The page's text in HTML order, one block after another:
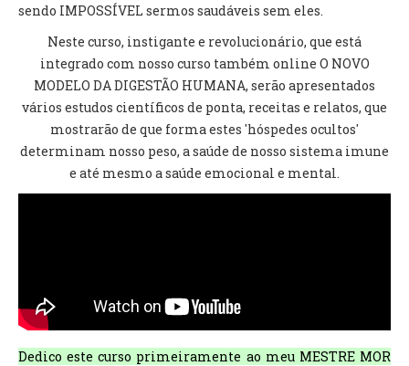
sendo IMPOSSÍVEL sermos saudáveis sem eles.
Neste curso, instigante e revolucionário, que está
integrado com nosso curso também online O NOVO
MODELO DA DIGESTÃO HUMANA, serão apresentados
vários estudos científicos de ponta, receitas e relatos, que
mostrarão de que forma estes 'hóspedes ocultos'
determinam nosso peso, a saúde de nosso sistema imune
e até mesmo a saúde emocional e mental.
Dedico este curso primeiramente ao meu MESTRE MOR